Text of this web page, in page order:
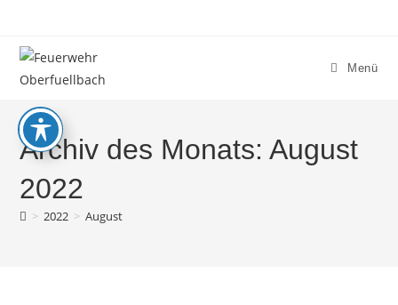
springen
Menü
Archiv des Monats: August
2022
> 2022 > August